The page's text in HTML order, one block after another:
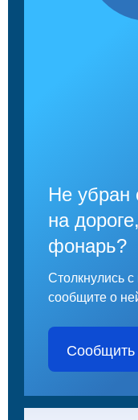
Не убран
на
фонарь?
Столкнулись
сообщите о